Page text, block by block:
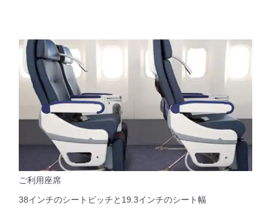
ご利用座席
38インチのシートピッチと19.3インチのシート幅